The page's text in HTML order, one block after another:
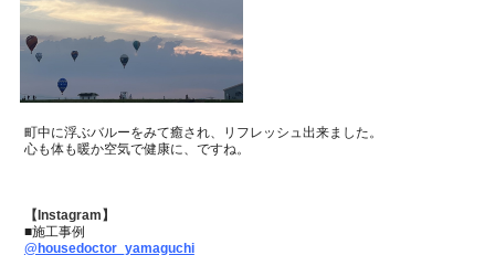
町中に浮ぶバルーをみて癒され、リフレッシュ出来ました。
心も体も暖か空気で健康に、ですね。
【Instagram】
■施工事例
@housedoctor_yamaguchi